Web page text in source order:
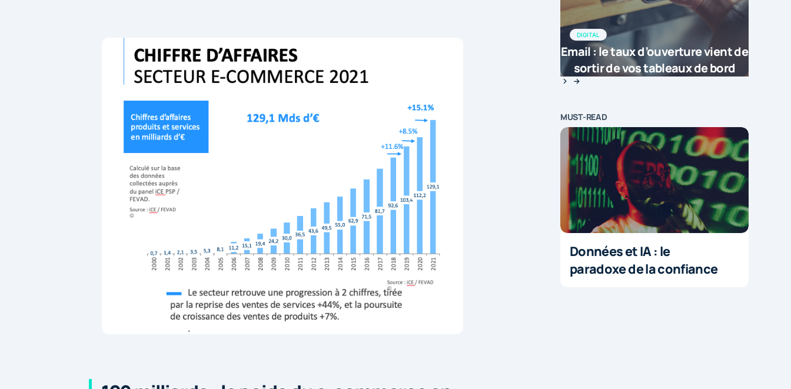
DIGITAL
Email : le taux d’ouverture vient de
sortir de vos tableaux de bord
MUST-READ
Données et IA : le
paradoxe de la confiance